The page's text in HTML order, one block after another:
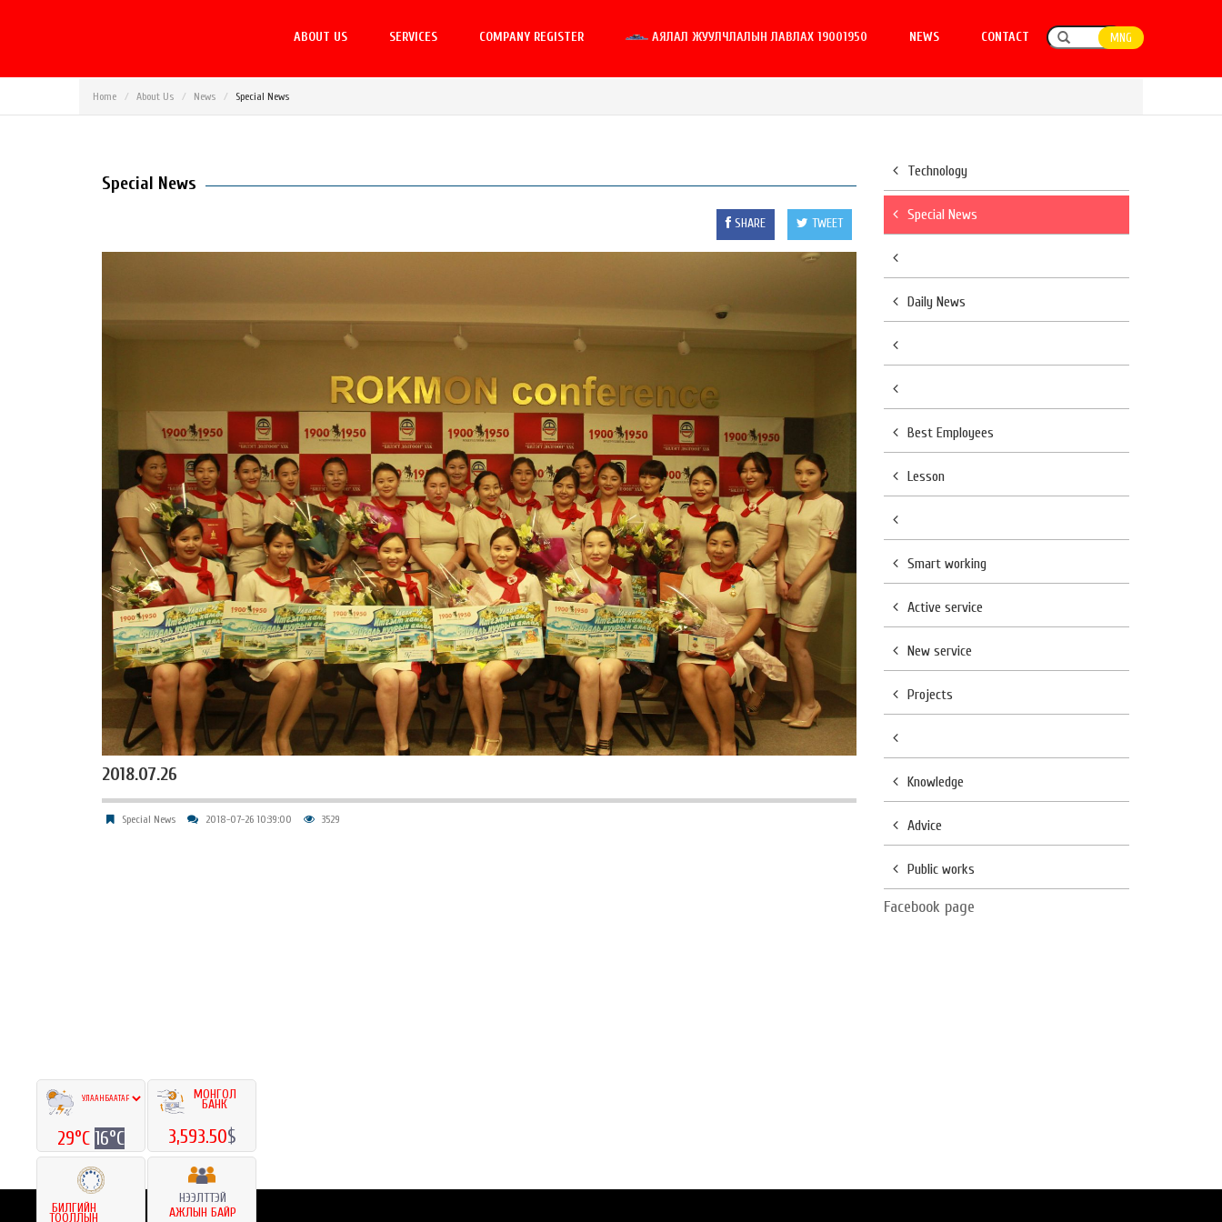
ABOUT US SERVICES COMPANY REGISTER АЯЛАЛ ЖУУЛЧЛАЛЫН ЛАВЛАХ 19001950 NEWS CONTACT MNG
Home About Us News Special News
Special News
SHARE TWEET
2018.07.26
Special News 2018-07-26 10:39:00 3529
Technology
Special News
Daily News
Best Employees
Lesson
Smart working
Active service
New service
Projects
Knowledge
Advice
Public works
Facebook page
29°C 16°C
МОНГОЛ
БАНК
3,593.50$
БИЛГИЙН
ТООЛЛЫН
НЭЭЛТТЭЙ
АЖЛЫН БАЙР